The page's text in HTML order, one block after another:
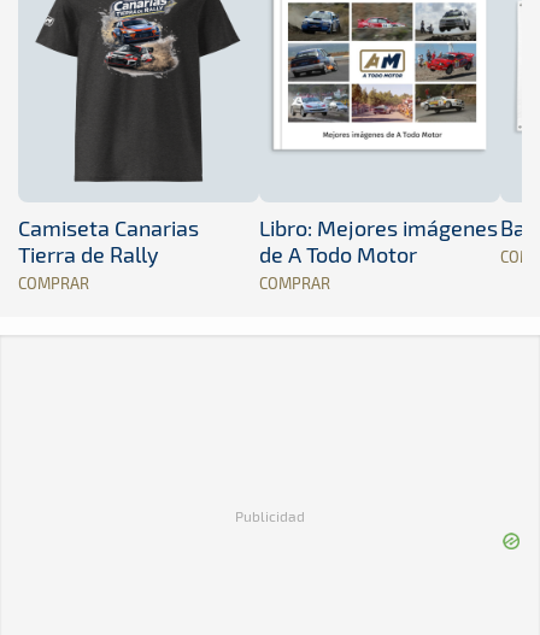
Camiseta Canarias
Tierra de Rally
COMPRAR
Libro: Mejores imágenes
de A Todo Motor
COMPRAR
Publicidad